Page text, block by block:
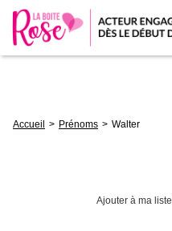
d'Ariane
Accueil Prénoms Walter
Ajouter à ma liste